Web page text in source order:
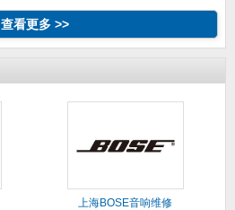
查看更多 >>
上海BOSE音响维修